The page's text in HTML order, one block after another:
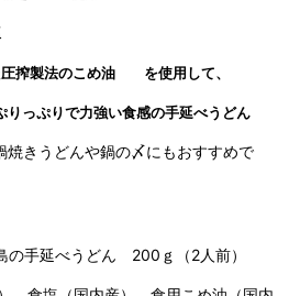
圧搾製法のこめ油 を使用して、
りっぷりで力強い食感の手延べうどん
焼きうどんや鍋の〆にもおすすめで
手延べうどん 200ｇ（2人前）